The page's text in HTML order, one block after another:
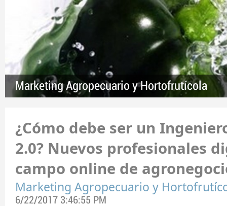
Marketing Agropecuario y Hortofrutícola
¿Cómo debe ser un
2.0? Nuevos profesionales
campo online de
Marketing Agropecuario y
6/22/2017 3:46:55 PM